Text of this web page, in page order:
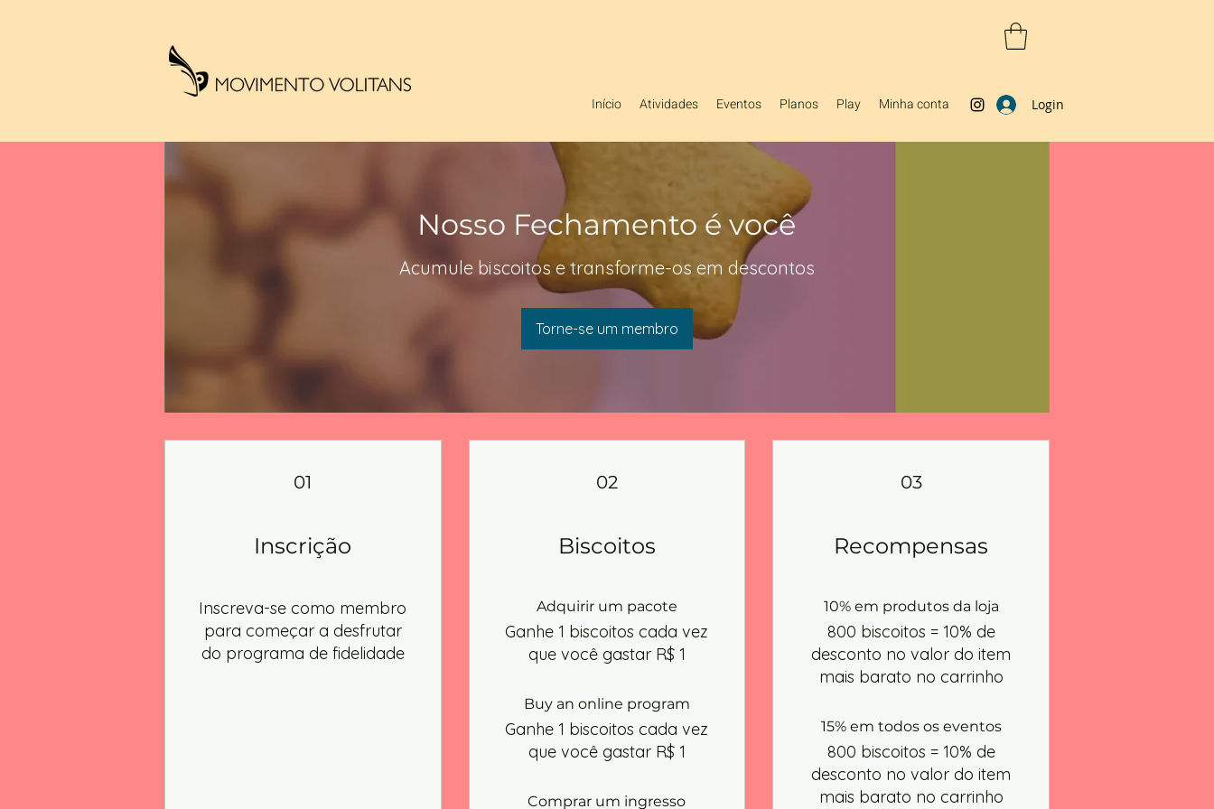
Início Atividades Eventos Planos Play Minha conta Login
Nosso Fechamento é você
Acumule biscoitos e transforme-os em descontos
Torne-se um membro
01
Inscrição
Inscreva-se como membro
para começar a desfrutar
do programa de fidelidade
02
Biscoitos
Adquirir um pacote
Ganhe 1 biscoitos cada vez
que você gastar R$ 1
Buy an online program
Ganhe 1 biscoitos cada vez
que você gastar R$ 1
Comprar um ingresso
03
Recompensas
10% em produtos da loja
800 biscoitos = 10% de
desconto no valor do item
mais barato no carrinho
15% em todos os eventos
800 biscoitos = 10% de
desconto no valor do item
mais barato no carrinho